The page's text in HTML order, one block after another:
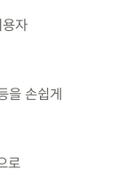
자
을 손쉽게
로